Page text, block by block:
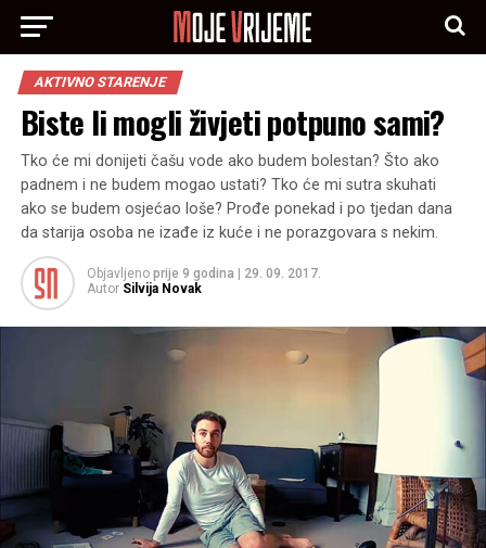
AKTIVNO STARENJE
Biste li mogli živjeti potpuno sami?
Tko će mi donijeti čašu vode ako budem bolestan? Što ako
padnem i ne budem mogao ustati? Tko će mi sutra skuhati
ako se budem osjećao loše? Prođe ponekad i po tjedan dana
da starija osoba ne izađe iz kuće i ne porazgovara s nekim.
Objavljeno prije 9 godina
29. 09. 2017.
Autor Silvija Novak